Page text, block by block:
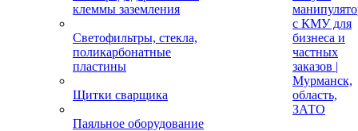
клеммы заземления
Светофильтры, стекла,
поликарбонатные
пластины
Щитки сварщика
Паяльное оборудование
с КМУ для
бизнеса и
частных
заказов |
Мурманск,
область,
ЗАТО